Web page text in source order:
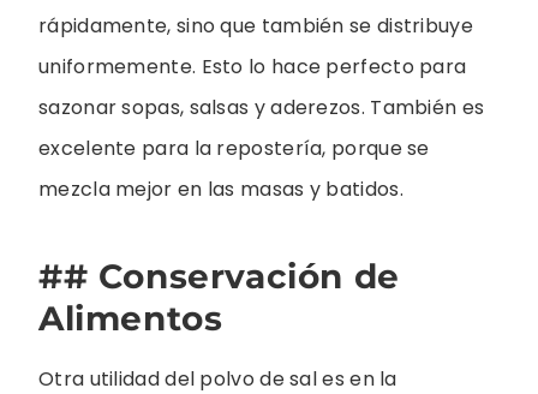
rápidamente, sino que también se distribuye
uniformemente. Esto lo hace perfecto para
sazonar sopas, salsas y aderezos. También es
excelente para la repostería, porque se
mezcla mejor en las masas y batidos.
## Conservación de
Alimentos
Otra utilidad del polvo de sal es en la